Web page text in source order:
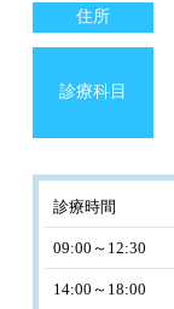
住所
診療科目
診療時間
09:00～12:30
14:00～18:00